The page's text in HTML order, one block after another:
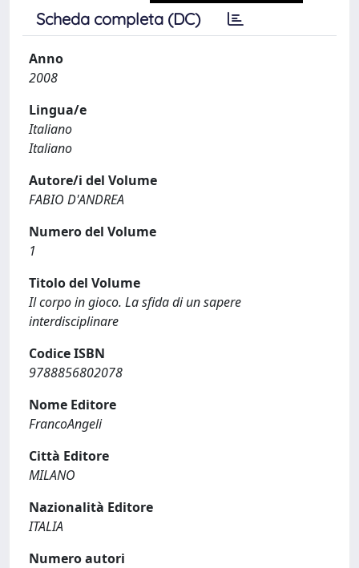
Scheda completa (DC)
Anno
2008
Lingua/e
Italiano
Italiano
Autore/i del Volume
FABIO D'ANDREA
Numero del Volume
1
Titolo del Volume
Il corpo in gioco. La sfida di un sapere
interdisciplinare
Codice ISBN
9788856802078
Nome Editore
FrancoAngeli
Città Editore
MILANO
Nazionalità Editore
ITALIA
Numero autori